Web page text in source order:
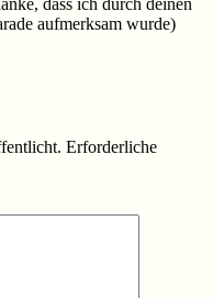
dass ich durch deinen
aufmerksam wurde)
Erforderliche